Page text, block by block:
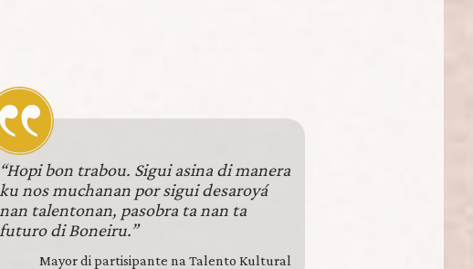
“Hopi bon trabou. Sigui asina di manera
ku nos muchanan por sigui desaroyá
nan talentonan, pasobra ta nan ta
futuro di Boneiru.”
Mayor di partisipante na Talento Kultural